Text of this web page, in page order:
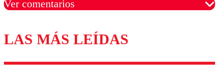
Ver comentarios
Los comentarios son moderados para garantizar un
diálogo respetuoso.
LAS MÁS LEÍDAS